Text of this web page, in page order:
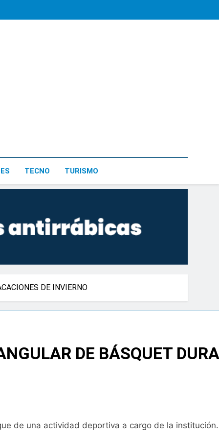
TECNO TURISMO
DE INVIERNO
DE BÁSQUET
de una actividad deportiva a cargo de la institución.